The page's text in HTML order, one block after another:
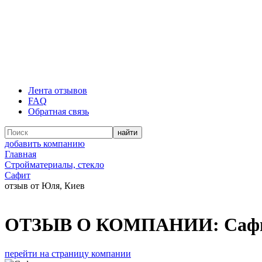
Лента отзывов
FAQ
Обратная связь
добавить компанию
Главная
Стройматериалы, стекло
Сафит
отзыв от Юля, Киев
ОТЗЫВ О КОМПАНИИ:
перейти на страницу компании